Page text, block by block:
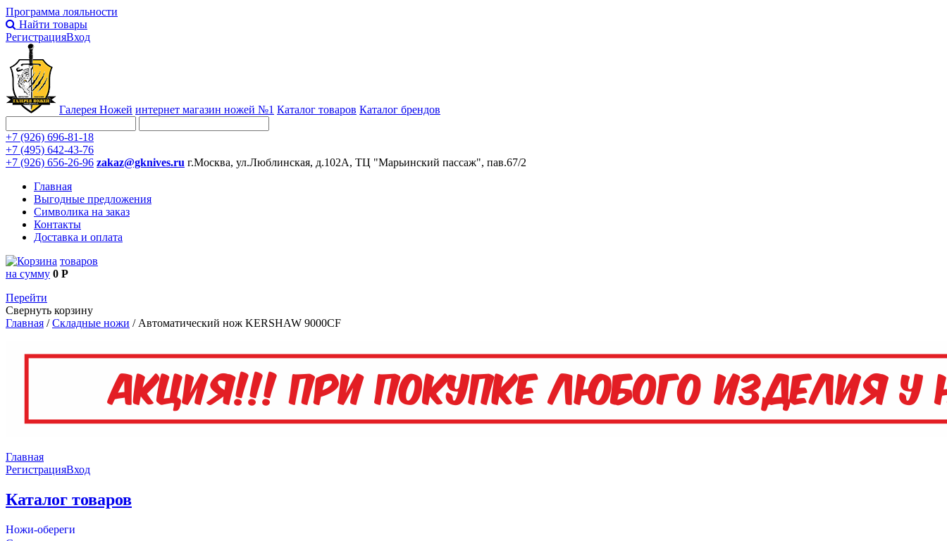
Программа лояльности
Найти товары
РегистрацияВход
Галерея Ножей интернет магазин ножей №1 Каталог товаров Каталог брендов
+7 (926) 696-81-18
+7 (495) 642-43-76
+7 (926) 656-26-96 zakaz@gknives.ru г.Москва, ул.Люблинская, д.102А, ТЦ "Марьинский пассаж", пав.67/2
Главная
Выгодные предложения
Символика на заказ
Контакты
Доставка и оплата
товаров
на сумму 0 Р
Перейти
Свернуть корзину
Главная /Складные ножи / Автоматический нож KERSHAW 9000CF
Главная
РегистрацияВход
Каталог товаров
Ножи-обереги